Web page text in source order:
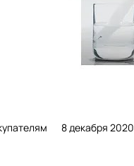
8 декабря 2020